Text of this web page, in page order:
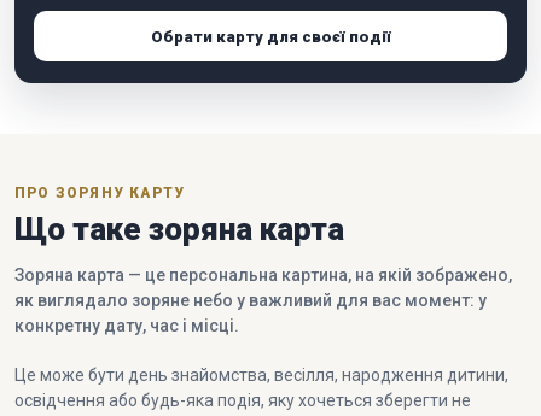
Обрати карту для своєї події
ПРО ЗОРЯНУ КАРТУ
Що таке зоряна карта
Зоряна карта — це персональна картина, на якій зображено,
як виглядало зоряне небо у важливий для вас момент: у
конкретну дату, час і місці.
Це може бути день знайомства, весілля, народження дитини,
освідчення або будь-яка подія, яку хочеться зберегти не